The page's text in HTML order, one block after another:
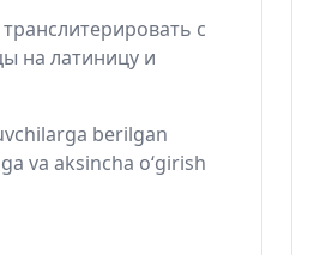
с
на латиницу и
berilgan
va aksincha o‘girish